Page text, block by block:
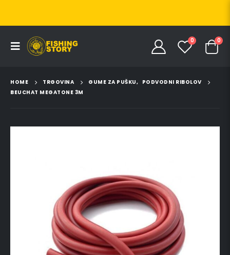
0 0
HOME TRGOVINA GUME ZA PUŠKU, PODVODNI RIBOLOV
BEUCHAT MEGATONE 3M